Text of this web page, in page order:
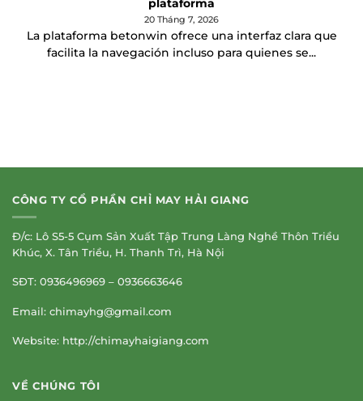
plataforma
20 Tháng 7, 2026
La plataforma betonwin ofrece una interfaz clara que
facilita la navegación incluso para quienes se...
CÔNG TY CỔ PHẦN CHỈ MAY HẢI GIANG
Đ/c: Lô S5-5 Cụm Sản Xuất Tập Trung Làng Nghề Thôn Triều
Khúc, X. Tân Triều, H. Thanh Trì, Hà Nội
SĐT: 0936496969 – 0936663646
Email: chimayhg@gmail.com
Website: http://chimayhaigiang.com
VỀ CHÚNG TÔI